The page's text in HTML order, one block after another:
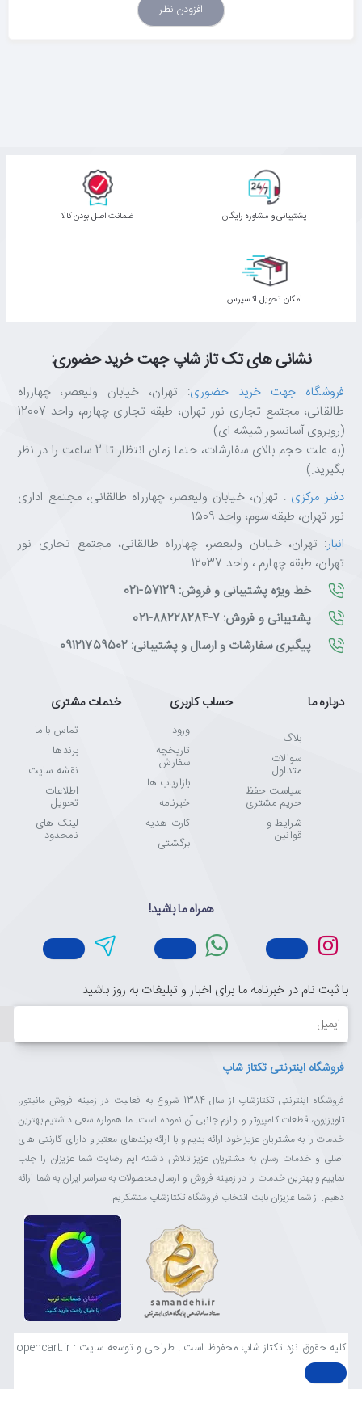
افزودن نظر
پشتیبانی و مشاوره رایگان ﺿﻤﺎﻧﺖ اﺻﻞ ﺑﻮدن ﮐﺎﻟﺎ
اﻣﮑﺎن ﺗﺤﻮﯾﻞ اﮐﺴﭙﺮس
نشانی های تک تاز شاپ جهت خرید حضوری:
فروشگاه جهت خرید حضوری: تهران، خیابان ولیعصر، چهارراه
طالقانی، مجتمع تجاری نور تهران، طبقه تجاری چهارم، واحد 12007
(روبروی آسانسور شیشه ای)
(به علت حجم بالای سفارشات، حتما زمان انتظار تا 2 ساعت را در نظر
بگیرید.)
دفتر مرکزی : تهران، خیابان ولیعصر، چهارراه طالقانی، مجتمع اداری
نور تهران، طبقه سوم، واحد 1509
انبار: تهران، خیابان ولیعصر، چهارراه طالقانی، مجتمع تجاری نور
تهران، طبقه چهارم ، واحد 12037
خط ویژه پشتیبانی و فروش: 57129-021
پشتیبانی و فروش: 7-88228284-021
پیگیری سفارشات و ارسال و پشتیبانی: 09121759502
درباره ما
بلاگ
سوالات
متداول
سیاست حفظ
حریم مشتری
شرایط و
قوانین
حساب کاربری
ورود
تاریخچه
سفارش
بازاریاب ها
خبرنامه
کارت هدیه
برگشتی
خدمات مشتری
تماس با ما
برندها
نقشه سایت
اطلاعات
تحویل
لینک های
نامحدود
همراه ما باشید!
با ثبت نام در خبرنامه ما برای اخبار و تبلیغات به روز باشید
ایمیل
فروشگاه اینترنتی تکتاز شاپ
فروشگاه اینترنتی تکتازشاپ از سال 1384 شروع به فعالیت در زمینه فروش مانیتور،
تلویزیون، قطعات کامپیوتر و لوازم جانبی آن نموده است. ما همواره سعی داشتیم بهترین
خدمات را به مشتریان عزیز خود ارائه بدیم و با ارائه برندهای معتبر و دارای گارنتی های
اصلی و خدمات رسان به مشتریان عزیز تلاش داشته ایم رضایت شما عزیزان را جلب
نماییم و بهترین خدمات را در زمینه فروش و ارسال محصولات به سراسر ایران به شما ارائه
دهیم. از شما عزیزان بابت انتخاب فروشگاه تکتازشاپ متشکریم.
کلیه حقوق نزد تکتاز شاپ محفوظ است . طراحی و توسعه سایت : opencart.ir